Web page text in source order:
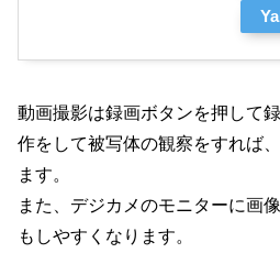
動画撮影は録画ボタンを押して
作をして被写体の観察をすれば
ます。
また、デジカメのモニターに画
もしやすくなります。